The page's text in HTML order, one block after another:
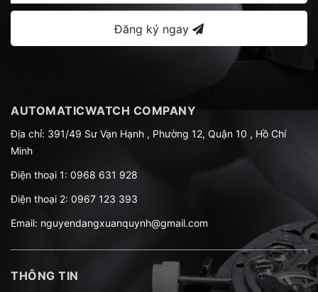
Đăng ký ngay
AUTOMATICWATCH COMPANY
Địa chỉ: 391/49 Sư Vạn Hạnh , Phường 12, Quận 10 , Hồ Chí
Minh
Điện thoại 1: 0968 631 928
Điện thoại 2: 0967 123 393
Email: nguyendangxuanquynh@gmail.com
THÔNG TIN